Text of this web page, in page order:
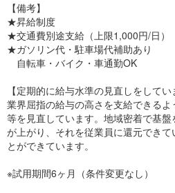
【備考】
★昇給制度
★交通費別途支給（上限1,000円/日）
★ガソリン代・駐車場代補助あり
自転車・バイク・車通勤OK
【定期的に給与水準の見直しをしてい
業界屈指の給与の高さを支給できる
等を見直しています。地域密着で基
が上がり、それを従業員に還元でき
とができています。
※試用期間6ヶ月（条件変更なし）